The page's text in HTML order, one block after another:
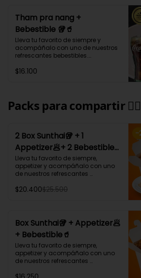
Tham pra nang +
Bebestible 🥡🥤
Lleva tu favorito de siempre y
acompáñalo con uno de nuestros
refrescantes bebestibles.
cremoso al coco curry
$16.100
Packs para compartir
-
2 Box Sunthai🥡 + 1
Appetizer🥟+ 2 Bebestible
🥤 (Para 2 personas)
Lleva tu favorito de siempre,
appetizer y acompáñalo con uno
de nuestros refrescantes
¡Puedes armar tu platillo con las
$20.400$25.500
Box Sunthai🥡 + Appetizer🥟
+ Bebestible🥤
Lleva tu favorito de siempre,
appetizer y acompáñalo con uno
de nuestros refrescantes
¡Puedes armar tu platillo con las